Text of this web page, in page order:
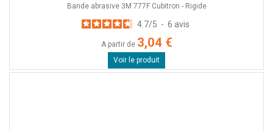
Bande abrasive 3M 777F Cubitron - Rigide
4.7/5 - 6 avis
A partir de 3,04 €
Voir le produit